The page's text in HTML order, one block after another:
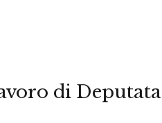
di Deputata